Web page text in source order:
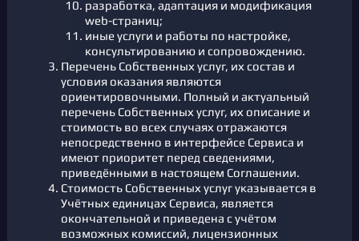
разработка, адаптация и модификация
web-страниц;
иные услуги и работы по настройке,
консультированию и сопровождению.
Перечень Собственных услуг, их состав и
условия оказания являются
ориентировочными. Полный и актуальный
перечень Собственных услуг, их описание и
стоимость во всех случаях отражаются
непосредственно в интерфейсе Сервиса и
имеют приоритет перед сведениями,
приведёнными в настоящем Соглашении.
Стоимость Собственных услуг указывается в
Учётных единицах Сервиса, является
окончательной и приведена с учётом
возможных комиссий, лицензионных